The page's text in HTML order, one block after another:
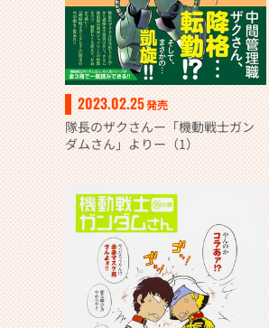
2023.02.25発売
隊長のザクさんー「機動戦士ガン
ダムさん」よりー（1）